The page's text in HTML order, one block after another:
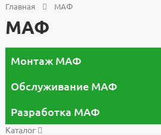
Главная МАФ
МАФ
Монтаж МАФ
Обслуживание МАФ
Разработка МАФ
Каталог